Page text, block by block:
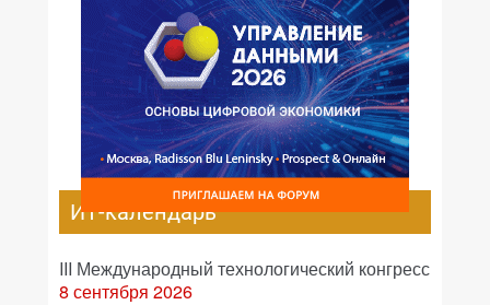
ИТ-календарь
III Международный технологический конгресс
8 сентября 2026